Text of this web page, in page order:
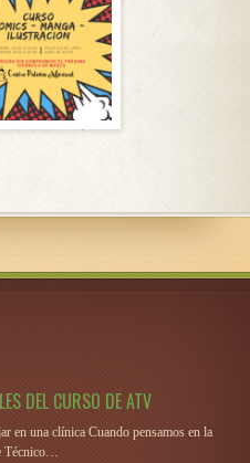
DEL CURSO DE ATV
en una clínica Cuando pensamos en la
Técnico…